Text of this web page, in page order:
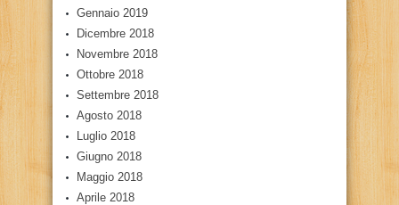
Gennaio 2019
Dicembre 2018
Novembre 2018
Ottobre 2018
Settembre 2018
Agosto 2018
Luglio 2018
Giugno 2018
Maggio 2018
Aprile 2018